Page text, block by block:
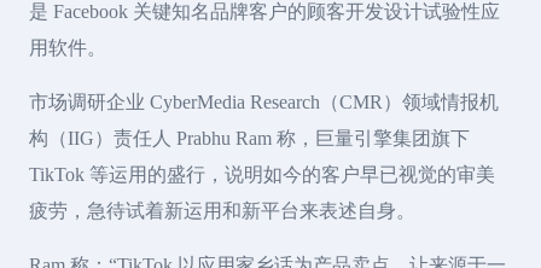
是 Facebook 关键知名品牌客户的顾客开发设计试验性应
用软件。
市场调研企业 CyberMedia Research（CMR）领域情报机
构（IIG）责任人 Prabhu Ram 称，巨量引擎集团旗下
TikTok 等运用的盛行，说明如今的客户早已视觉的审美
疲劳，急待试着新运用和新平台来表述自身。